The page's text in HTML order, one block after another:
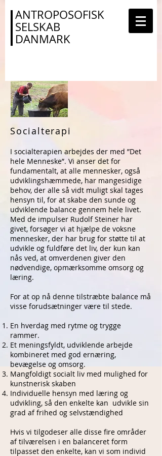
ANTROPOSOFISK
SELSKAB
DANMARK
Socialterapi
I socialterapien arbejdes der med ”Det
hele Menneske”. Vi anser det for
fundamentalt, at alle mennesker, også
udviklingshæmmede, har mangesidige
behov, der alle så vidt muligt skal tages
hensyn til, for at skabe den sunde og
udviklende balance gennem hele livet.
Med de impulser Rudolf Steiner har
givet, forsøger vi at hjælpe de voksne
mennesker, der har brug for støtte til at
udvikle og fuldføre det liv, der kun kan
nås ved, at omverdenen giver den
nødvendige, opmærksomme omsorg og
læring.
For at op nå denne tilstræbte balance må
visse forudsætninger være til stede.
En hverdag med rytme og trygge
rammer.
Et meningsfyldt, udviklende arbejde
kombineret med god ernæring,
bevægelse og omsorg.
Mangfoldigt socialt liv med mulighed for
kunstnerisk skaben
Individuelle hensyn med læring og
udvikling, så den enkelte kan udvikle sin
grad af frihed og selvstændighed
Hvis vi tilgodeser alle disse fire områder
af tilværelsen i en balanceret form
tilpasset den enkelte, kan vi som individ